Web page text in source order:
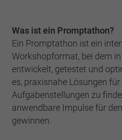
Was ist ein Promptathon?
Ein Promptathon ist ein
Workshopformat, bei dem
entwickelt, getestet und
es, praxisnahe Lösungen
Aufgabenstellungen zu
anwendbare Impulse für
gewinnen.